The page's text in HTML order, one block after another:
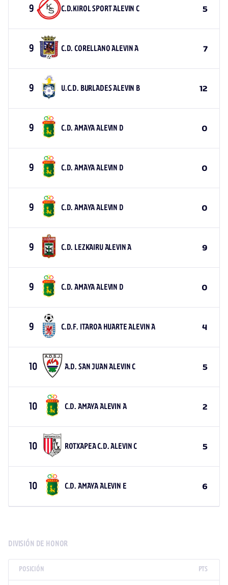
9 C.D.KIROL SPORT ALEVIN C 5
9 C.D. CORELLANO ALEVIN A 7
9 U.C.D. BURLADES ALEVIN B 12
9 C.D. AMAYA ALEVIN D 0
9 C.D. AMAYA ALEVIN D 0
9 C.D. AMAYA ALEVIN D 0
9 C.D. LEZKAIRU ALEVIN A 9
9 C.D. AMAYA ALEVIN D 0
9 C.D.F. ITAROA HUARTE ALEVIN A 4
10 A.D. SAN JUAN ALEVIN C 5
10 C.D. AMAYA ALEVIN A 2
10 ROTXAPEA C.D. ALEVIN C 5
10 C.D. AMAYA ALEVIN E 6
DIVISIÓN DE HONOR
POSICIÓN PTS